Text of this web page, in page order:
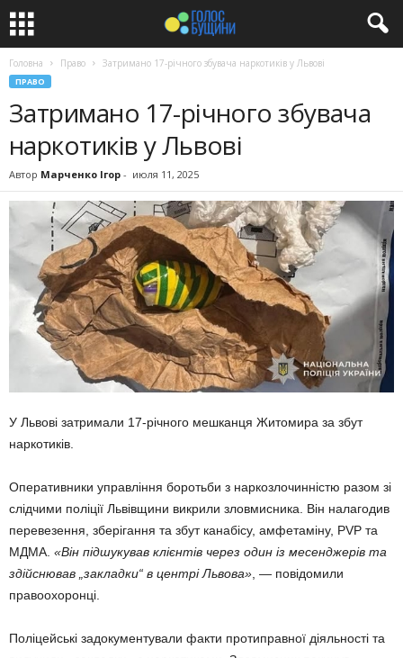
Головна Право Затримано 17-річного збувача наркотиків у Львові
ПРАВО
Затримано 17-річного збувача
наркотиків у Львові
Автор Марченко Ігор - июля 11, 2025
У Львові затримали 17-річного мешканця Житомира за збут
наркотиків.
Оперативники управління боротьби з наркозлочинністю разом зі
слідчими поліції Львівщини викрили зловмисника. Він налагодив
перевезення, зберігання та збут канабісу, амфетаміну, PVP та
МДМА. «Він підшукував клієнтів через один із месенджерів та
здійснював „закладки“ в центрі Львова», — повідомили
правоохоронці.
Поліцейські задокументували факти протиправної діяльності та